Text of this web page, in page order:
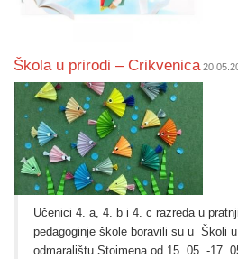
Škola u prirodi – Crikvenica
Učenici 4. a, 4. b i 4. c razreda u
pedagoginje škole boravili su u Školi
odmaralištu Stoimena od 15. 05. -17.